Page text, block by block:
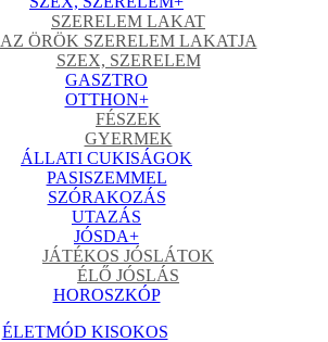
SZERELEM LAKAT
AZ ÖRÖK SZERELEM LAKATJA
SZEX, SZERELEM
GASZTRO
OTTHON+
FÉSZEK
GYERMEK
ÁLLATI CUKISÁGOK
PASISZEMMEL
SZÓRAKOZÁS
UTAZÁS
JÓSDA+
JÁTÉKOS JÓSLÁTOK
ÉLŐ JÓSLÁS
HOROSZKÓP
ÉLETMÓD KISOKOS